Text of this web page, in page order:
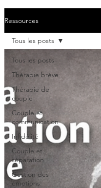
Ressources
Tous les posts
Thérapie brève
Thérapie de
couple
Couple et
communication
Infidélité
Couple et
séparation
Gestion des
émotions
Tous les posts